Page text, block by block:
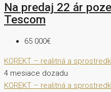
Na predaj 22 ár
Tescom
65 000€
KOREKT – realitná a
4 mesiace dozadu
KOREKT – realitná a